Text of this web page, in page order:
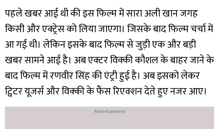
पहले खबर आई थी की इस फिल्म में सारा अली खान जगह
किसी और एक्ट्रेस को लिया जाएगा। जिसके बाद फिल्म चर्चा में
आ गई थी। लेकिन इसके बाद फिल्म से जुड़ी एक और बड़ी
खबर सामने आई है। अब एक्टर विक्की कौशल के बाहर जाने के
बाद फिल्म में रणवीर सिंह की एंट्री हुई है। अब इसको लेकर
ट्विटर यूजर्स और विक्की के फैंस रिएक्शन देते हुए नजर आए।